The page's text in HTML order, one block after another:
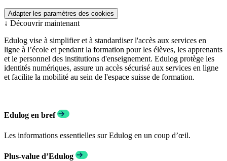
Adapter les paramètres des cookies
↓ Découvrir maintenant
Edulog vise à simplifier et à standardiser l'accès aux services en
ligne à l’école et pendant la formation pour les élèves, les apprenants
et le personnel des institutions d'enseignement. Edulog protège les
identités numériques, assure un accès sécurisé aux services en ligne
et facilite la mobilité au sein de l'espace suisse de formation.
Edulog en bref
Les informations essentielles sur Edulog en un coup d’œil.
Plus-value d’Edulog